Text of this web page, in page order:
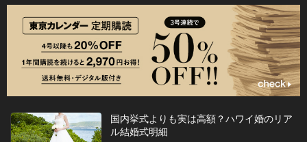
国内挙式よりも実は高額？ハワイ婚のリア
ル結婚式明細